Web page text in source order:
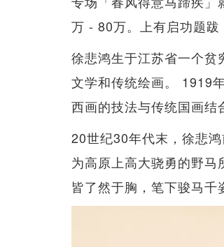
万 - 80万。上有启功题跋
徐悲鸿生于江苏省一个
文学和传统绘画。 1919
西画的技法与传统国画结
20世纪30年代末，徐悲
为高原上高大骁勇的野
皆了然于胸，笔下骏马千